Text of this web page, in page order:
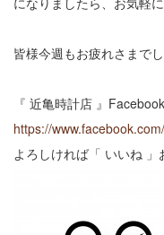
皆様今週もお疲れさまで
『 近亀時計店 』
https://
よろしければ「 いいね